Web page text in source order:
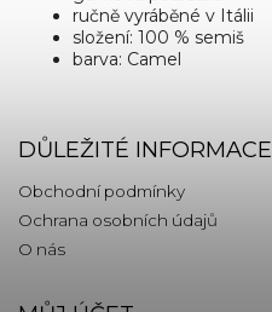
ručně vyráběné v Itálii
složení: 100 % semiš
barva: Camel
DŮLEŽITÉ INFORMACE
Obchodní podmínky
Ochrana osobních údajů
O nás